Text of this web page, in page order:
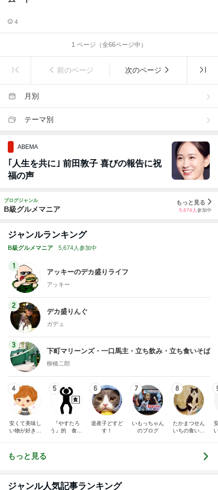
4
1ページ（全66ページ中）
前のページ 次のページ
月別
テーマ別
ABEMA
｢人生を共に｣ 前田敦子 喜びの報告に祝
福の声
ブログジャンル
B級グルメマニア
もっと見る
5,674 人 参加中
ジャンルランキング
B級グルメマニア 5,674人参加中
1
アッキーのデカ盛りライフ
アッキー
2
デカ盛りんぐ
ガデュ
3
下町マリーンズ・一口馬主・立ち飲み・立ち食いそば
柳橋二郎
4
安くて美味し
い物が好き☆
5
『やすたろ
う』的 食の
6
道産子どすど
す！
7
いもっちゃん
のブログ
8
たかまつせん
いちの食い散
もっと見る
ジャンル人気記事ランキング